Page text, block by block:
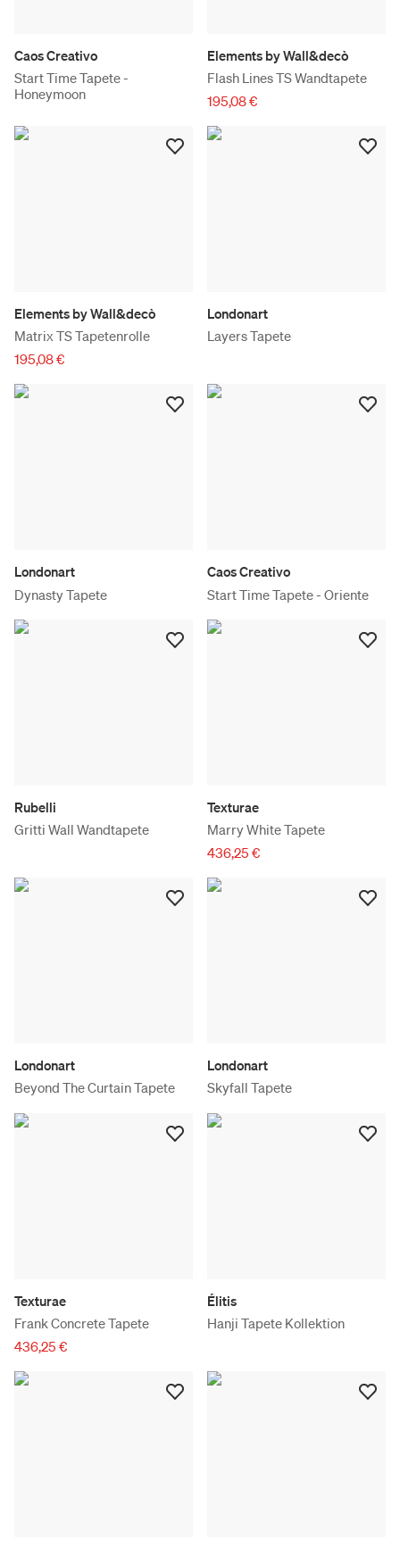
Caos Creativo
Start Time Tapete -
Honeymoon
Elements by Wall&decò
Flash Lines TS Wandtapete
195,08 €
Elements by Wall&decò
Matrix TS Tapetenrolle
195,08 €
Londonart
Layers Tapete
Londonart
Dynasty Tapete
Caos Creativo
Start Time Tapete - Oriente
Rubelli
Gritti Wall Wandtapete
Texturae
Marry White Tapete
436,25 €
Londonart
Beyond The Curtain Tapete
Londonart
Skyfall Tapete
Texturae
Frank Concrete Tapete
436,25 €
Élitis
Hanji Tapete Kollektion